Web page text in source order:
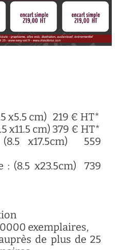
x5.5 cm) 219 € HT*
x11.5 cm) 379 € HT*
x17.5cm) 559
: (8.5 x23.5cm) 739
exemplaires,
de plus de 25